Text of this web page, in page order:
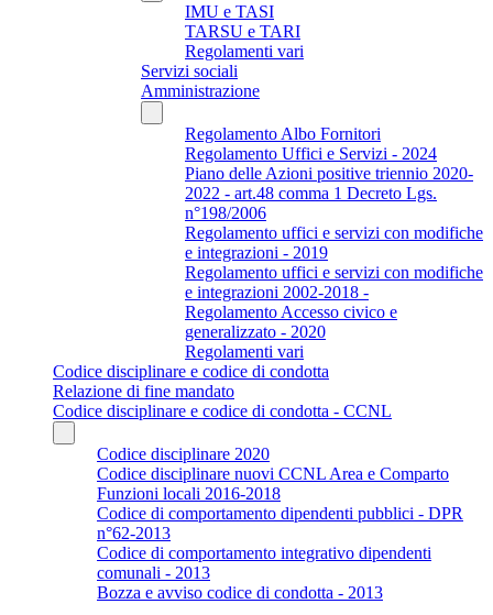
IMU e TASI
TARSU e TARI
Regolamenti vari
Servizi sociali
Amministrazione
Regolamento Albo Fornitori
Regolamento Uffici e Servizi - 2024
Piano delle Azioni positive triennio 2020-
2022 - art.48 comma 1 Decreto Lgs.
n°198/2006
Regolamento uffici e servizi con modifiche
e integrazioni - 2019
Regolamento uffici e servizi con modifiche
e integrazioni 2002-2018 -
Regolamento Accesso civico e
generalizzato - 2020
Regolamenti vari
Codice disciplinare e codice di condotta
Relazione di fine mandato
Codice disciplinare e codice di condotta - CCNL
Codice disciplinare 2020
Codice disciplinare nuovi CCNL Area e Comparto
Funzioni locali 2016-2018
Codice di comportamento dipendenti pubblici - DPR
n°62-2013
Codice di comportamento integrativo dipendenti
comunali - 2013
Bozza e avviso codice di condotta - 2013